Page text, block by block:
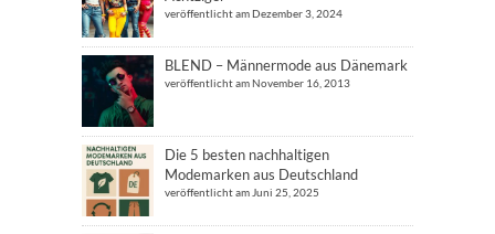
veröffentlicht am Dezember 3, 2024
BLEND – Männermode aus Dänemark
veröffentlicht am November 16, 2013
Die 5 besten nachhaltigen
Modemarken aus Deutschland
veröffentlicht am Juni 25, 2025